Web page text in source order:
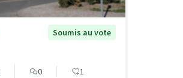
Soumis au vote
0 1